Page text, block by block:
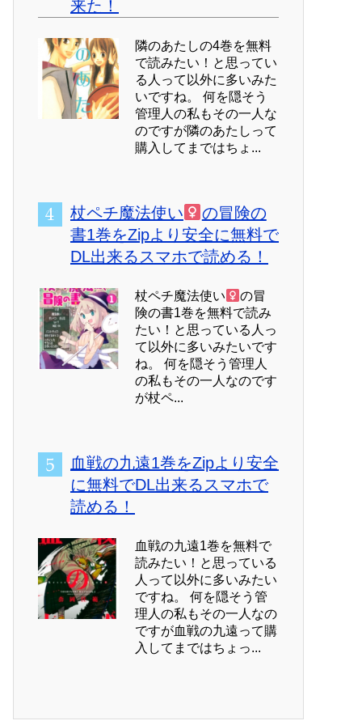
来た！
隣のあたしの4巻を無料
で読みたい！と思ってい
る人って以外に多いみた
いですね。 何を隠そう
管理人の私もその一人な
のですが隣のあたしって
購入してまではちょ...
杖ペチ魔法使い
の冒険の
書1巻をZipより安全に無料で
DL出来るスマホで読める！
杖ペチ魔法使い
の冒
険の書1巻を無料で読み
たい！と思っている人っ
て以外に多いみたいです
ね。 何を隠そう管理人
の私もその一人なのです
が杖ペ...
血戦の九遠1巻をZipより安全
に無料でDL出来るスマホで
読める！
血戦の九遠1巻を無料で
読みたい！と思っている
人って以外に多いみたい
ですね。 何を隠そう管
理人の私もその一人なの
ですが血戦の九遠って購
入してまではちょっ...